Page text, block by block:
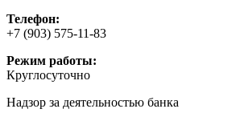
Телефон:
+7 (903) 575-11-83
Режим работы:
Круглосуточно
Надзор за деятельностью банка